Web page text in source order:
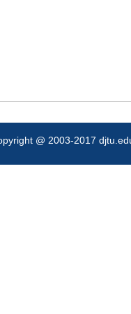
@ 2003-2017